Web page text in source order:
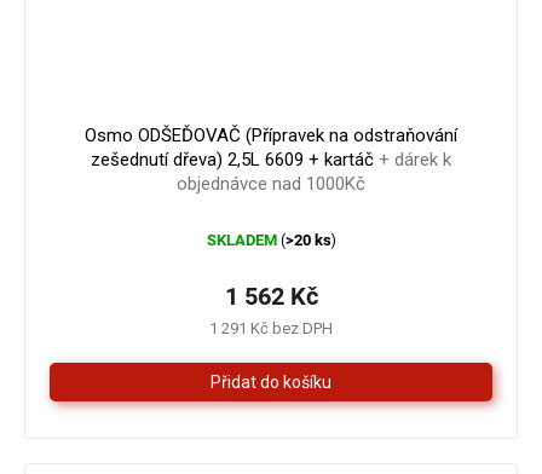
Osmo ODŠEĎOVAČ (Přípravek na odstraňování
zešednutí dřeva) 2,5L 6609 + kartáč + dárek k
objednávce nad 1000Kč
SKLADEM (>20 ks)
1 291 Kč bez DPH
1 562 Kč